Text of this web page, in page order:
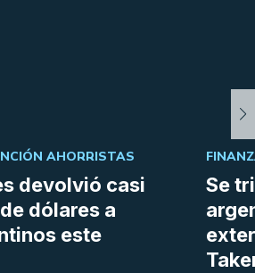
devolvió casi
dólares a
este
AHORRISTAS
Se